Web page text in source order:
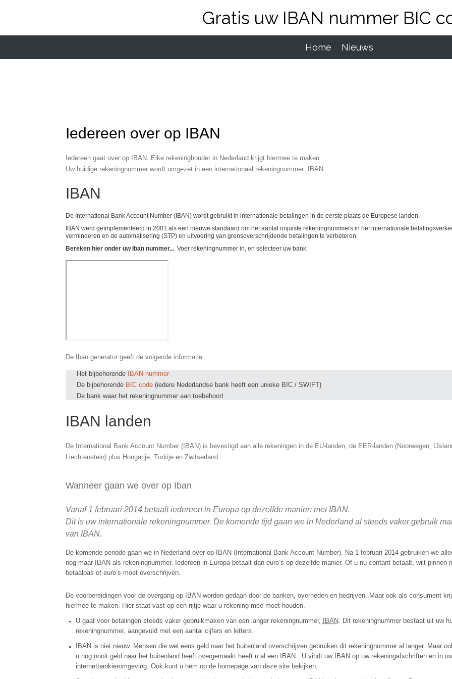
Gratis uw IBAN nummer BIC
Home Nieuws
Iedereen over op IBAN
Iedereen gaat over op IBAN. Elke rekeninghouder in Nederland krijgt hiermee te maken.
Uw huidige rekeningnummer wordt omgezet in een internationaal rekeningnummer: IBAN.
IBAN
De International Bank Account Number (IBAN) wordt gebruikt in internationale betalingen in de eerste plaats de Europese landen.
IBAN werd geïmplementeerd in 2001 als een nieuwe standaard om het aantal onjuiste rekeningnummers in het internationale
verminderen en de automatisering (STP) en uitvoering van grensoverschrijdende betalingen te verbeteren.
Bereken hier onder uw Iban nummer... Voer rekeningnummer in, en selecteer uw bank.
De Iban generator geeft de volgende informatie.
Het bijbehorende IBAN nummer
De bijbehorende BIC code(iedere Nederlandse bank heeft een unieke BIC / SWIFT)
De bank waar het rekeningnummer aan toebehoort
IBAN landen
De International Bank Account Number (IBAN) is bevestigd aan alle rekeningen in de EU-landen, de EER-landen (Noorwegen,
Liechtenstein) plus Hongarije, Turkije en Zwitserland.
Wanneer gaan we over op Iban
Vanaf 1 februari 2014 betaalt iedereen in Europa op dezelfde manier: met IBAN.
Dit is uw internationale rekeningnummer. De komende tijd gaan we in Nederland al steeds vaker gebruik
van IBAN.
De komende periode gaan we in Nederland over op IBAN (International Bank Account Number). Na 1 februari 2014 gebruiken we
nog maar IBAN als rekeningnummer. Iedereen in Europa betaalt dan euro’s op dezelfde manier. Of u nu contant betaalt, wilt pinnen
betaalpas of euro’s moet overschrijven.
De voorbereidingen voor de overgang op IBAN worden gedaan door de banken, overheden en bedrijven. Maar ook als consument
hiermee te maken. Hier staat vast op een rijtje waar u rekening mee moet houden.
U gaat voor betalingen steeds vaker gebruikmaken van een langer rekeningnummer,
IBAN. Dit rekeningnummer bestaat uit uw
rekeningnummer, aangevuld met een aantal cijfers en letters.
IBAN is niet nieuw. Mensen die wel eens geld naar het buitenland overschrijven gebruiken dit rekeningnummer al langer. Maar
u nog nooit geld naar het buitenland heeft overgemaakt heeft u al een IBAN. U vindt uw IBAN op uw rekeningafschriften en in
internetbankieromgeving. Ook kunt u hem op de homepage van deze site bekijken.